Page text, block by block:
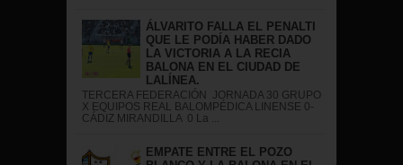
ÁLVARITO FALLA EL PENALTI
QUE LE PODÍA HABER DADO
LA VICTORIA A LA RECIA
BALONA EN EL CIUDAD DE
LALÍNEA.
TERCERA FEDERACIÓN JORNADA 30 GRUPO
X EQUIPOS REAL BALOMPÉDICA LINENSE 0-
CÁDIZ MIRANDILLA 0 La ...
EMPATE ENTRE EL POZO